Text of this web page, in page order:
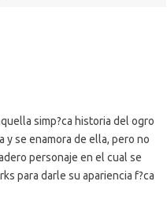
simp?ca historia del ogro
y se enamora de ella, pero no
personaje en el cual se
para darle su apariencia f?ca